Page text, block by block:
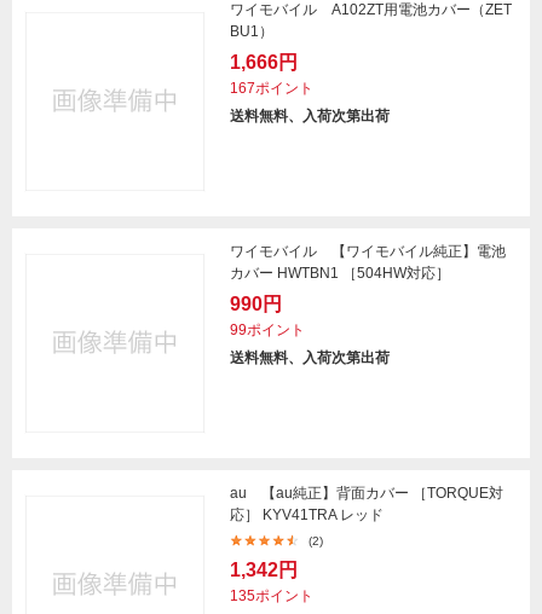
ワイモバイル A102ZT用電池カバー（ZET
BU1）
1,666円
167ポイント
送料無料、入荷次第出荷
ワイモバイル 【ワイモバイル純正】電池
カバー HWTBN1 ［504HW対応］
990円
99ポイント
送料無料、入荷次第出荷
au 【au純正】背面カバー ［TORQUE対
応］ KYV41TRA レッド
(2)
1,342円
135ポイント